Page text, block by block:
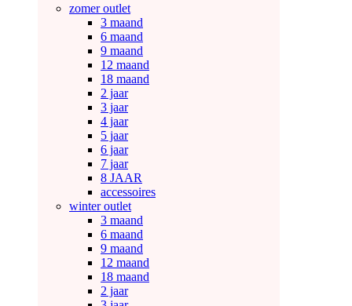
zomer outlet
3 maand
6 maand
9 maand
12 maand
18 maand
2 jaar
3 jaar
4 jaar
5 jaar
6 jaar
7 jaar
8 JAAR
accessoires
winter outlet
3 maand
6 maand
9 maand
12 maand
18 maand
2 jaar